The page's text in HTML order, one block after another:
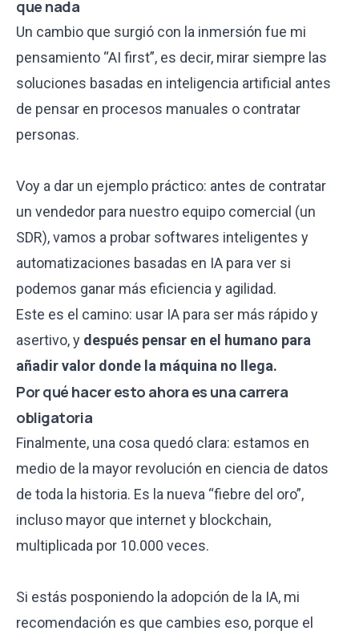
que nada
Un cambio que surgió con la inmersión fue mi
pensamiento “AI first”, es decir, mirar siempre las
soluciones basadas en inteligencia artificial antes
de pensar en procesos manuales o contratar
personas.
Voy a dar un ejemplo práctico: antes de contratar
un vendedor para nuestro equipo comercial (un
SDR), vamos a probar softwares inteligentes y
automatizaciones basadas en IA para ver si
podemos ganar más eficiencia y agilidad.
Este es el camino: usar IA para ser más rápido y
asertivo, y después pensar en el humano para
añadir valor donde la máquina no llega.
Por qué hacer esto ahora es una carrera
obligatoria
Finalmente, una cosa quedó clara: estamos en
medio de la mayor revolución en ciencia de datos
de toda la historia. Es la nueva “fiebre del oro”,
incluso mayor que internet y blockchain,
multiplicada por 10.000 veces.
Si estás posponiendo la adopción de la IA, mi
recomendación es que cambies eso, porque el